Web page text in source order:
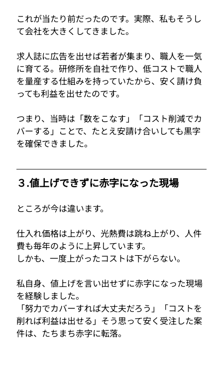
これが当たり前だったのです。実際、私もそうし
て会社を大きくしてきました。
求人誌に広告を出せば若者が集まり、職人を一気
に育てる。研修所を自社で作り、低コストで職人
を量産する仕組みを持っていたから、安く請け負
っても利益を出せたのです。
つまり、当時は「数をこなす」「コスト削減でカ
バーする」ことで、たとえ安請け合いしても黒字
を確保できました。
３.値上げできずに赤字になった現場
ところが今は違います。
仕入れ価格は上がり、光熱費は跳ね上がり、人件
費も毎年のように上昇しています。
しかも、一度上がったコストは下がらない。
私自身、値上げを言い出せずに赤字になった現場
を経験しました。
「努力でカバーすれば大丈夫だろう」「コストを
削れば利益は出せる」そう思って安く受注した案
件は、たちまち赤字に転落。